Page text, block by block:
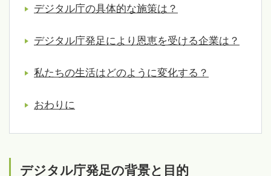
デジタル庁の具体的な施策は？
デジタル庁発足により恩恵を受ける企業は？
私たちの生活はどのように変化する？
おわりに
デジタル庁発足の背景と目的